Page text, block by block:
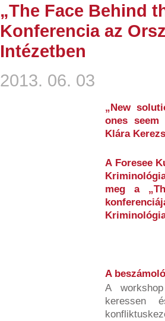
„The Face Behind
Konferencia az
Intézetben
2013. 06. 03
„New
ones seem
Klára
A Foresee
meg a
A
A
keressen